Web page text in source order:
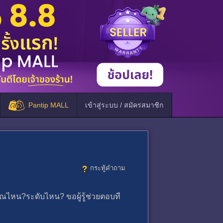
Pantip MALL เข้าสู่ระบบ / สมัครสมาชิก
กระทู้คำถาม
ไหน?ระดับไหน? ขอผู้รู้ช่วยตอบที